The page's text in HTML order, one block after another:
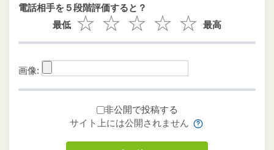
電話相手を５段階評価すると？
最低
最高
画像:
非公開で投稿する
サイト上には公開されません